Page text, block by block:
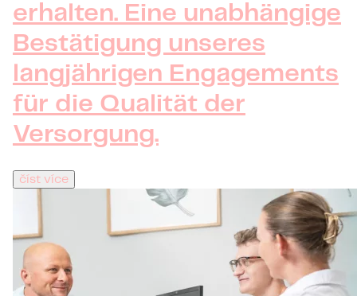
erhalten. Eine unabhängige
Bestätigung unseres
langjährigen Engagements
für die Qualität der
Versorgung.
číst více